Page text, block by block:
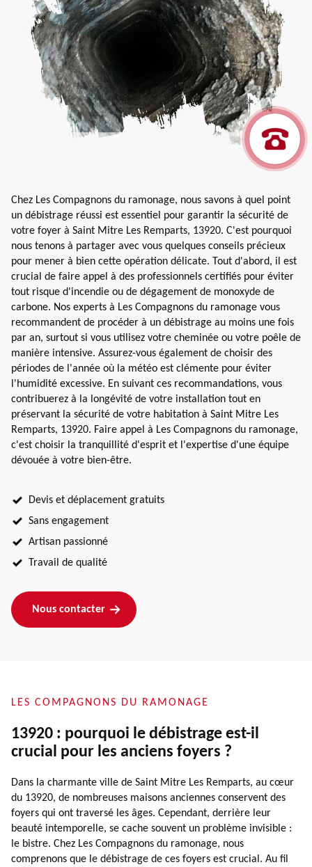
Chez Les Compagnons du ramonage, nous savons à quel point
un débistrage réussi est essentiel pour garantir la sécurité de
votre foyer à Saint Mitre Les Remparts, 13920. C'est pourquoi
nous tenons à partager avec vous quelques conseils précieux
pour mener à bien cette opération délicate. Tout d'abord, il est
crucial de faire appel à des professionnels certifiés pour éviter
tout risque d'incendie ou de dégagement de monoxyde de
carbone. Nos experts à Les Compagnons du ramonage vous
recommandent de procéder à un débistrage au moins une fois
par an, surtout si vous utilisez votre cheminée ou votre poêle de
manière intensive. Assurez-vous également de choisir des
périodes de l'année où la météo est clémente pour éviter
l'humidité excessive. En suivant ces recommandations, vous
contribuerez à la longévité de votre installation tout en
préservant la sécurité de votre habitation à Saint Mitre Les
Remparts, 13920. Faire appel à Les Compagnons du ramonage,
c'est choisir la tranquillité d'esprit et l'expertise d'une équipe
dévouée à votre bien-être.
Devis et déplacement gratuits
Sans engagement
Artisan passionné
Travail de qualité
Nous contacter
LES COMPAGNONS DU RAMONAGE
13920 : pourquoi le débistrage est-il
crucial pour les anciens foyers ?
Dans la charmante ville de Saint Mitre Les Remparts, au cœur
du 13920, de nombreuses maisons anciennes conservent des
foyers qui ont traversé les âges. Cependant, derrière leur
beauté intemporelle, se cache souvent un problème invisible :
le bistre. Chez Les Compagnons du ramonage, nous
comprenons que le débistrage de ces foyers est crucial. Au fil